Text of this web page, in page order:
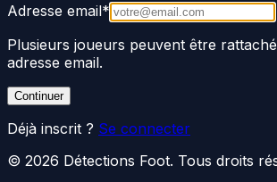
Adresse email*
Plusieurs joueurs peuvent être
adresse email.
Continuer
Déjà inscrit ? Se connecter
© 2026 Détections Foot. Tous droits